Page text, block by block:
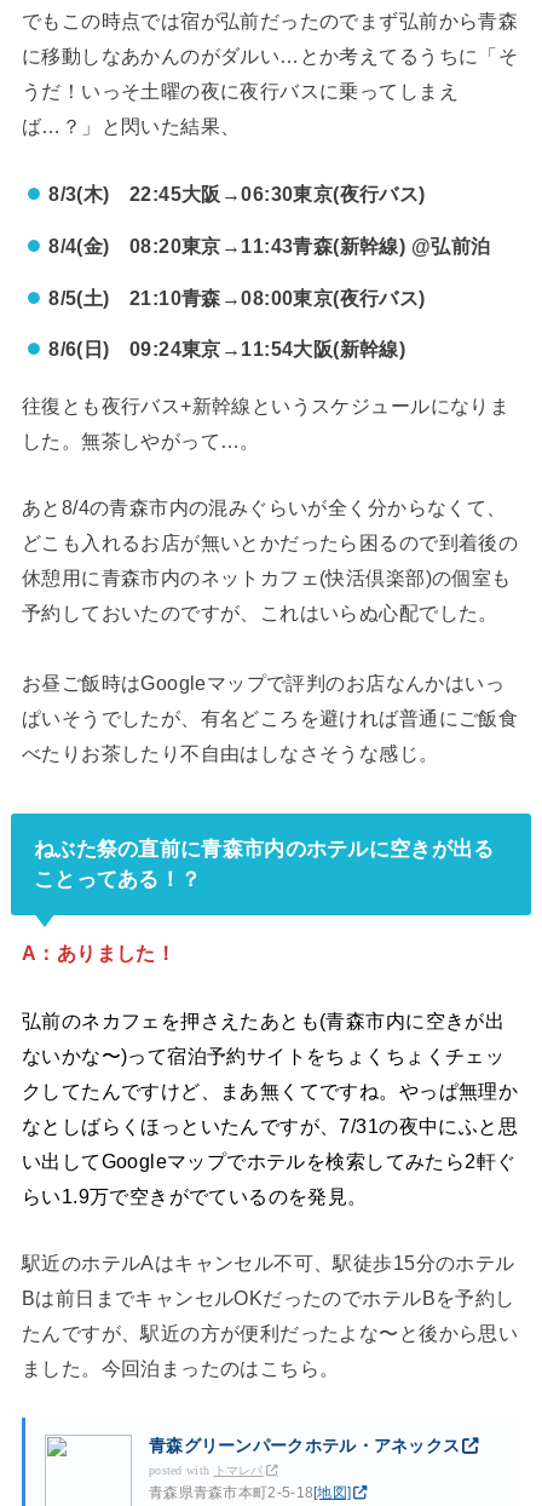
でもこの時点では宿が弘前だったのでまず弘前から青森
に移動しなあかんのがダルい…とか考えてるうちに「そ
うだ！いっそ土曜の夜に夜行バスに乗ってしまえ
ば…？」と閃いた結果、
8/3(木) 22:45大阪→06:30東京(夜行バス)
8/4(金) 08:20東京→11:43青森(新幹線) @弘前泊
8/5(土) 21:10青森→08:00東京(夜行バス)
8/6(日) 09:24東京→11:54大阪(新幹線)
往復とも夜行バス+新幹線というスケジュールになりま
した。無茶しやがって…。
あと8/4の青森市内の混みぐらいが全く分からなくて、
どこも入れるお店が無いとかだったら困るので到着後の
休憩用に青森市内のネットカフェ(快活倶楽部)の個室も
予約しておいたのですが、これはいらぬ心配でした。
お昼ご飯時はGoogleマップで評判のお店なんかはいっ
ぱいそうでしたが、有名どころを避ければ普通にご飯食
べたりお茶したり不自由はしなさそうな感じ。
ねぶた祭の直前に青森市内のホテルに空きが出る
ことってある！？
A：ありました！
弘前のネカフェを押さえたあとも(青森市内に空きが出
ないかな〜)って宿泊予約サイトをちょくちょくチェッ
クしてたんですけど、まあ無くてですね。やっぱ無理か
なとしばらくほっといたんですが、7/31の夜中にふと思
い出してGoogleマップでホテルを検索してみたら2軒ぐ
らい1.9万で空きがでているのを発見。
駅近のホテルAはキャンセル不可、駅徒歩15分のホテル
Bは前日までキャンセルOKだったのでホテルBを予約し
たんですが、駅近の方が便利だったよな〜と後から思い
ました。今回泊まったのはこちら。
青森グリーンパークホテル・アネックス
posted with トマレバ
青森県青森市本町2-5-18 [地図]